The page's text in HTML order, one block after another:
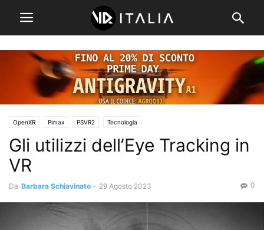
OpenXR Pimax PSVR2 Tecnologia
Gli utilizzi dell’Eye Tracking in
VR
Da Barbara Schiavinato - 29 Agosto 2023 0